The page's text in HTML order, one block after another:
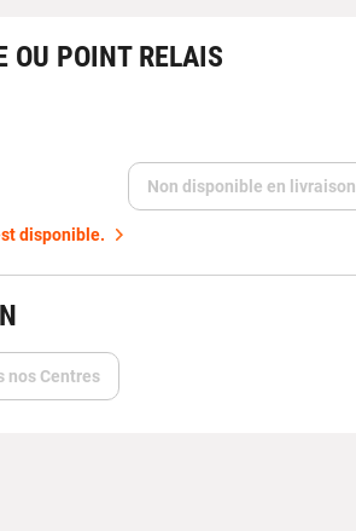
OU POINT RELAIS
Non disponible en livraison
disponible.
nos Centres